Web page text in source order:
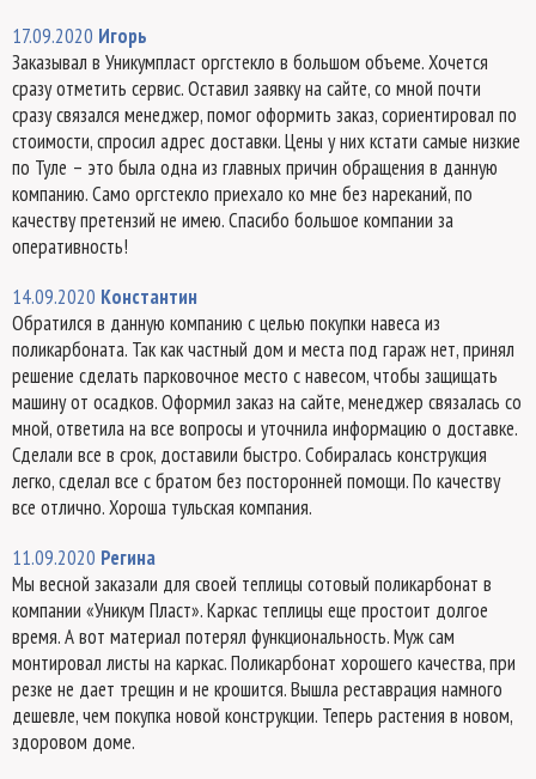
17.09.2020 Игорь
Заказывал в Уникумпласт оргстекло в большом объеме. Хочется
сразу отметить сервис. Оставил заявку на сайте, со мной почти
сразу связался менеджер, помог оформить заказ, сориентировал по
стоимости, спросил адрес доставки. Цены у них кстати самые низкие
по Туле – это была одна из главных причин обращения в данную
компанию. Само оргстекло приехало ко мне без нареканий, по
качеству претензий не имею. Спасибо большое компании за
оперативность!
14.09.2020 Константин
Обратился в данную компанию с целью покупки навеса из
поликарбоната. Так как частный дом и места под гараж нет, принял
решение сделать парковочное место с навесом, чтобы защищать
машину от осадков. Оформил заказ на сайте, менеджер связалась со
мной, ответила на все вопросы и уточнила информацию о доставке.
Сделали все в срок, доставили быстро. Собиралась конструкция
легко, сделал все с братом без посторонней помощи. По качеству
все отлично. Хороша тульская компания.
11.09.2020 Регина
Мы весной заказали для своей теплицы сотовый поликарбонат в
компании «Уникум Пласт». Каркас теплицы еще простоит долгое
время. А вот материал потерял функциональность. Муж сам
монтировал листы на каркас. Поликарбонат хорошего качества, при
резке не дает трещин и не крошится. Вышла реставрация намного
дешевле, чем покупка новой конструкции. Теперь растения в новом,
здоровом доме.